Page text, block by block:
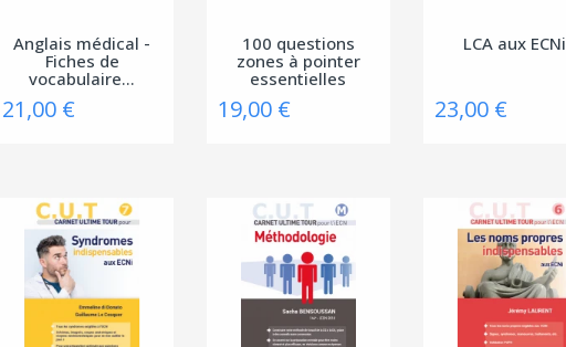
Anglais médical -
Fiches de
vocabulaire...
21,00 €
100 questions
zones à pointer
essentielles
19,00 €
LCA aux ECNi
23,00 €